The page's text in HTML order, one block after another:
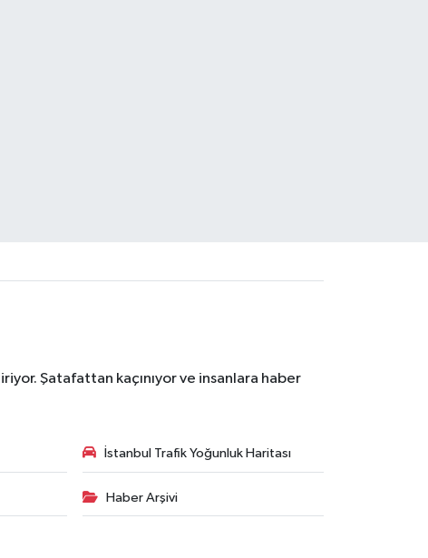
Şatafattan kaçınıyor ve insanlara haber
İstanbul Trafik Yoğunluk Haritası
Haber Arşivi